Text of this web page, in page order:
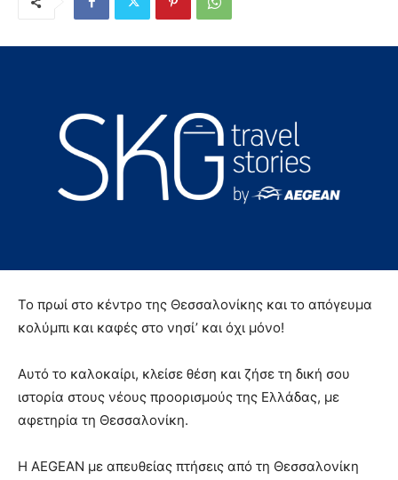
Το πρωί στο κέντρο της Θεσσαλονίκης και το απόγευμα
κολύμπι και καφές στο νησί’ και όχι μόνο!
Αυτό το καλοκαίρι, κλείσε θέση και ζήσε τη δική σου
ιστορία στους νέους προορισμούς της Ελλάδας, με
αφετηρία τη Θεσσαλονίκη.
Η AEGEAN με απευθείας πτήσεις από τη Θεσσαλονίκη